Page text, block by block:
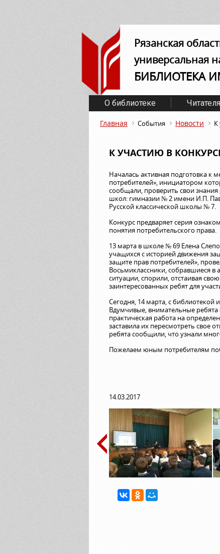
Рязанская
универсальная
БИБЛИОТЕКА
О библиотеке
Главная События Новости К
К УЧАСТИЮ В
Началась активная подготовка
потребителей», инициатором
сообщали, проверить свои
школ: гимназии № 2 имени И.П.
Русской классической школы № 7.
Конкурс предваряет серия
понятия потребительского права.
13 марта в школе № 69 Елена
учащихся с историей движения
защите прав потребителей»,
Восьмиклассники, собравшиеся
ситуации, спорили, отстаивая
заинтересованных ребят для
Сегодня, 14 марта, с
Вдумчивые, внимательные ребята
практическая работа на
заставила их пересмотреть свое
ребята сообщили, что узнали
Пожелаем юным потребителям
14.03.2017